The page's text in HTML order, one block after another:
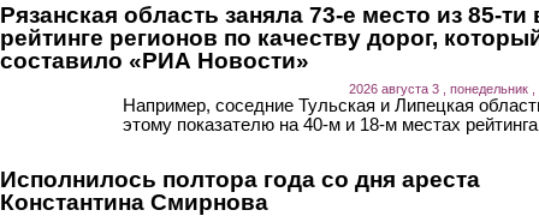
Рязанская область заняла 73-е место из 85-ти
рейтинге регионов по качеству дорог,
составило «РИА Новости»
2026 августа 3 , понедельник ,
Например, соседние Тульская и Липецкая
этому показателю на 40-м и 18-м местах
Исполнилось полтора года со дня ареста
Константина Смирнова